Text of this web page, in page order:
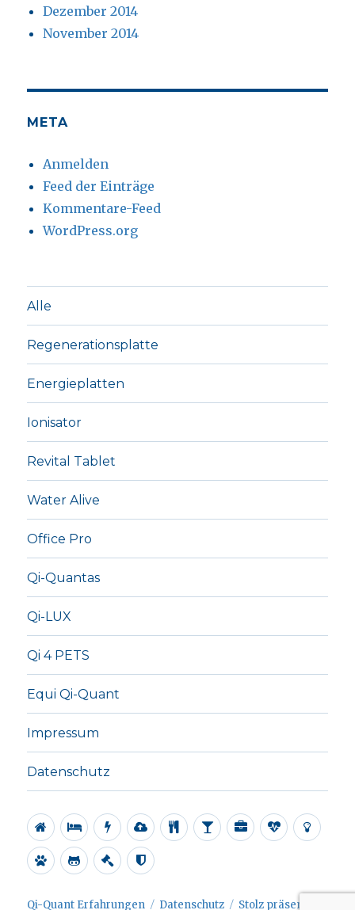
Dezember 2014
November 2014
META
Anmelden
Feed der Einträge
Kommentare-Feed
WordPress.org
Alle
Regenerationsplatte
Energieplatten
Ionisator
Revital Tablet
Water Alive
Office Pro
Qi-Quantas
Qi-LUX
Qi 4 PETS
Equi Qi-Quant
Impressum
Datenschutz
Alle Regenerationsplatte
Energieplatten
Ionisator
RevitalWaterOfficeQi-
Qi-
Qi
PETS
Equi
Quant
ImpressumDatenschutz
Qi-Quant Erfahrungen Datenschutz Stolz präsentiert